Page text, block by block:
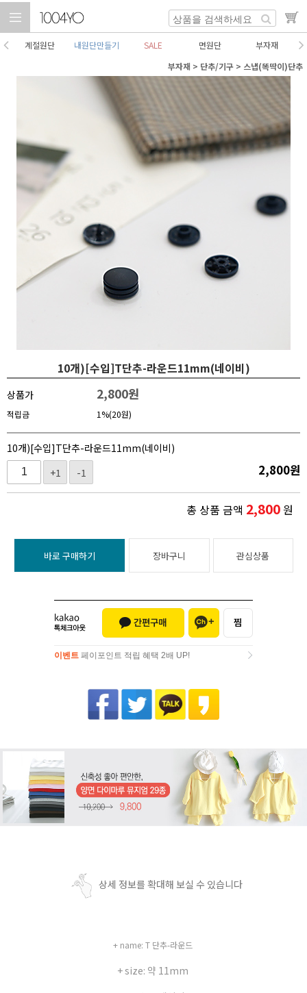
계절원단 내원단만들기 SALE 면원단
부자재
부자재 > 단추/기구 > 스냅(똑딱이)단추
10개)[수입]T단추-라운드11mm(네이비)
상품가 2,800원
적립금 1%(20원)
10개)[수입]T단추-라운드11mm(네이비)
+1
-1 2,800원
총 상품 금액 2,800원
바로 구매하기 장바구니 관심상품
이벤트 페이포인트 적립 혜택 2배 UP!
상세 정보를 확대해 보실 수 있습니다
+ name: T 단추-라운드
+ size: 약 11mm